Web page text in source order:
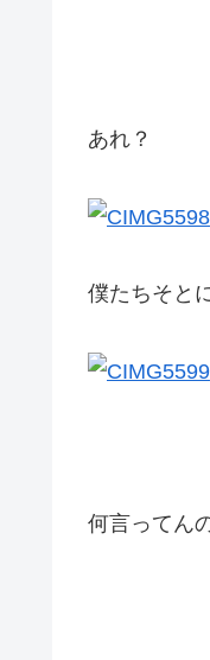
あれ？
僕たちそと
何言ってん